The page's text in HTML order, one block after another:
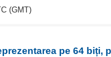
(GMT)
pe 64 biți,